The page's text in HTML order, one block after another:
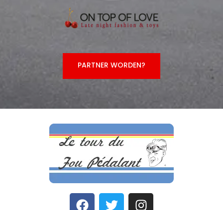
PARTNER WORDEN?